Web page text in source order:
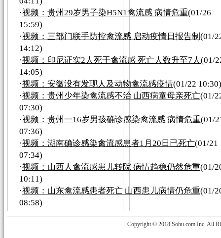
·视频：贵州29岁男子染H5N1禽流感 病情危重(01/26
15:59)
·视频：三部门联手防控禽流感 启动疫情日报告制 (01/
14:12)
·视频：印尼证实2人死于禽流感 死亡人数升至7人(01/
14:05)
·视频：安徽没有发现人及动物禽流感疫情(01/22 10:30)
·视频：贵州少年染禽流感不治 山西病童母亲死亡(01/
07:30)
·视频：贵州一16岁男孩确诊感染禽流感 病情危重(01/
07:36)
·视频：湖南确诊感染禽流感患者1月20日已死亡(01/21
07:34)
·视频：山西人禽流感患儿转院 病情趋稳仍然危重(01/
10:11)
·视频：山东禽流感患者死亡 山西患儿病情仍危重(01/
08:58)
Copyright © 2018 Sohu.com Inc. All